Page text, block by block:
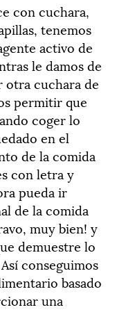
con cuchara,
tenemos
activo de
le damos de
otra cuchara de
permitir que
coger lo
en el
de la comida
con letra y
pueda ir
de la comida
muy bien! y
demuestre lo
conseguimos
basado
una